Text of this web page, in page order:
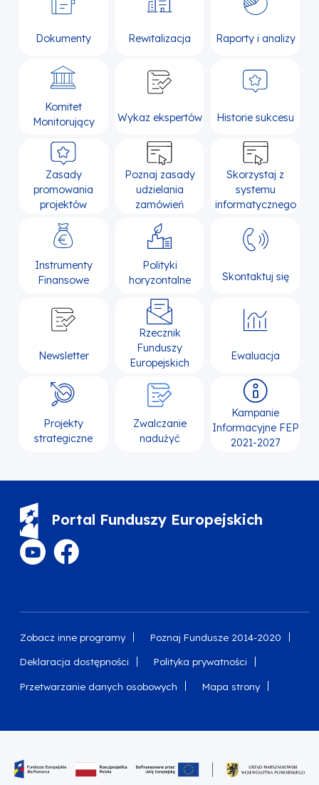
Dokumenty Rewitalizacja Raporty i analizy
Komitet
Monitorujący
Wykaz ekspertów Historie sukcesu
Zasady
promowania
projektów
Poznaj zasady
udzielania
zamówień
Skorzystaj z
systemu
informatycznego
Instrumenty
Finansowe
Polityki
horyzontalne
Skontaktuj się
Newsletter
Rzecznik
Funduszy
Europejskich
Ewaluacja
Projekty
strategiczne
Zwalczanie
nadużyć
Kampanie
Informacyjne FEP
2021-2027
Portal Funduszy Europejskich
Zobacz inne programy Poznaj Fundusze 2014-2020
Deklaracja dostępności Polityka prywatności
Przetwarzanie danych osobowych Mapa strony